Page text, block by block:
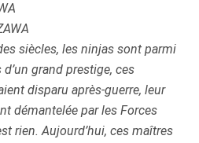
siècles, les ninjas sont parmi
grand prestige, ces
disparu après-guerre, leur
démantelée par les Forces
rien. Aujourd’hui, ces maîtres